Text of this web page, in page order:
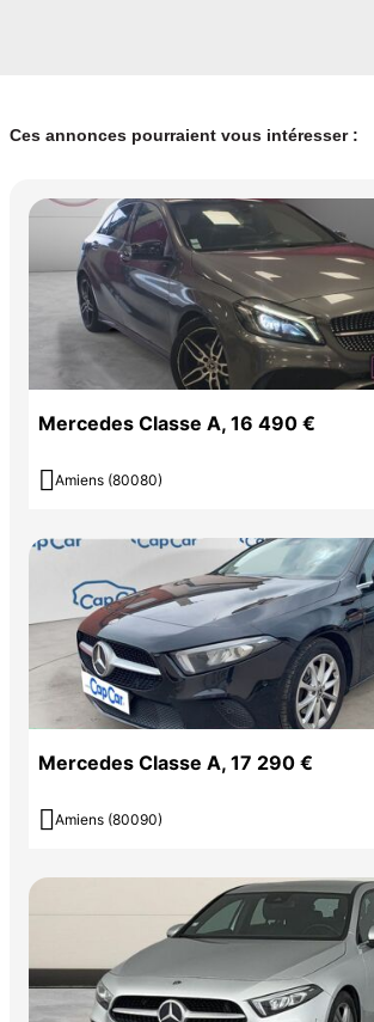
Ces annonces pourraient vous intéresser :
Mercedes Classe A, 16 490 €
 Amiens (80080)
Mercedes Classe A, 17 290 €
 Amiens (80090)